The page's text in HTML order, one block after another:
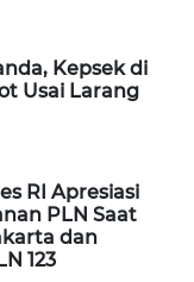
Kepsek di
Usai Larang
RI Apresiasi
PLN Saat
dan
123